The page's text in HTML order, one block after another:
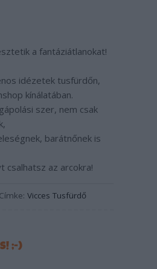
a fantáziátlanokat!
idézetek tusfürdőn,
kínálatában.
szer, nem csak
barátnőnek is
csalhatsz az arcokra!
Címke: Vicces Tusfürdő
;-)